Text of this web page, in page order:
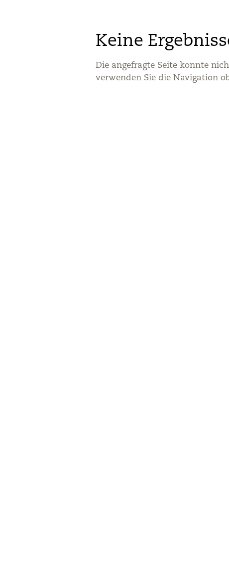
Keine
Die angefragte Seite konnte
verwenden Sie die Navigation